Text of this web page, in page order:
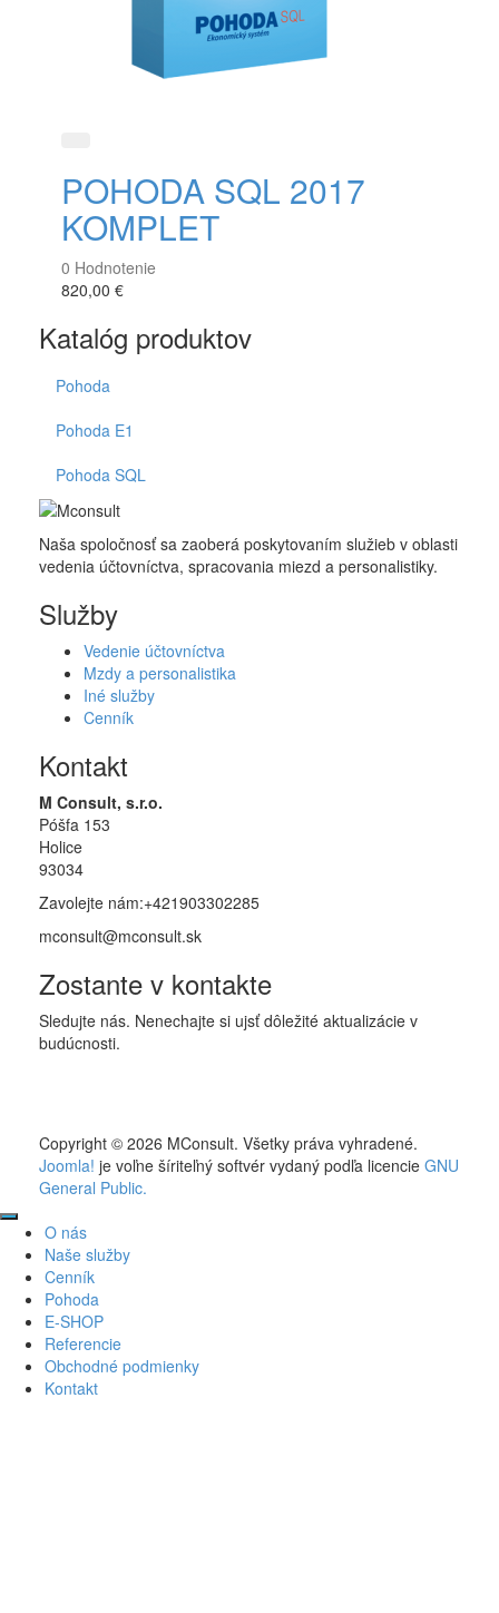
POHODA SQL 2017
KOMPLET
0 Hodnotenie
820,00 €
Katalóg produktov
Pohoda
Pohoda E1
Pohoda SQL
Naša spoločnosť sa zaoberá poskytovaním služieb v oblasti
vedenia účtovníctva, spracovania miezd a personalistiky.
Služby
Vedenie účtovníctva
Mzdy a personalistika
Iné služby
Cenník
Kontakt
M Consult, s.r.o.
Póšfa 153
Holice
93034
Zavolejte nám:+421903302285
mconsult@mconsult.sk
Zostante v kontakte
Sledujte nás. Nenechajte si ujsť dôležité aktualizácie v
budúcnosti.
nás
na
Facebook-
nás
na
Google
Copyright © 2026 MConsult. Všetky práva vyhradené.
Joomla! je voľne šíriteľný softvér vydaný podľa licencie GNU
General Public.
Prejdite
začiatok
O nás
Naše služby
Cenník
Pohoda
E-SHOP
Referencie
Obchodné podmienky
Kontakt